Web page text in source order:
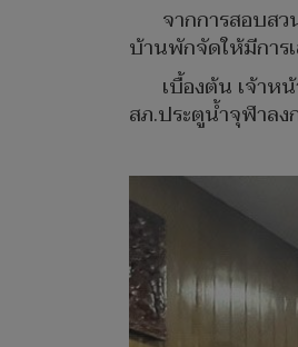
จากการสอบส
บ้านพักจัดให้มีการ
เบื้องต้น เจ้าห
สภ.ประตูน้ำจุฬาล